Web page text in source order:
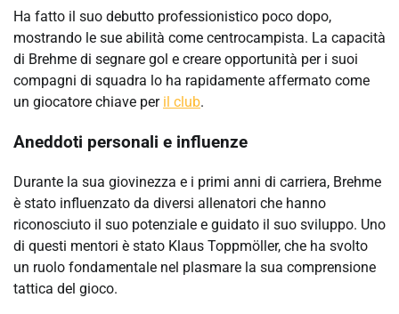
Ha fatto il suo debutto professionistico poco dopo,
mostrando le sue abilità come centrocampista. La capacità
di Brehme di segnare gol e creare opportunità per i suoi
compagni di squadra lo ha rapidamente affermato come
un giocatore chiave per il club.
Aneddoti personali e influenze
Durante la sua giovinezza e i primi anni di carriera, Brehme
è stato influenzato da diversi allenatori che hanno
riconosciuto il suo potenziale e guidato il suo sviluppo. Uno
di questi mentori è stato Klaus Toppmöller, che ha svolto
un ruolo fondamentale nel plasmare la sua comprensione
tattica del gioco.